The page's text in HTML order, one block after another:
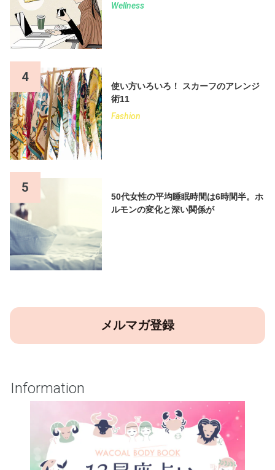
Wellness
4
使い方いろいろ！ スカーフのアレンジ
術11
Fashion
5
50代女性の平均睡眠時間は6時間半。ホ
ルモンの変化と深い関係が
メルマガ登録
Information